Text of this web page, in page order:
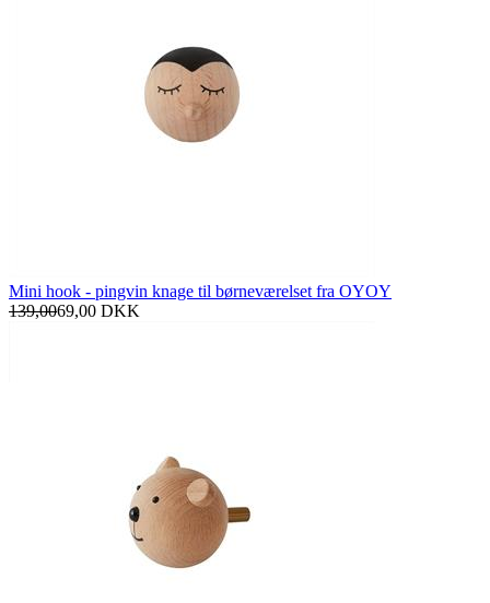
Mini hook - pingvin knage til børneværelset fra OYOY
139,0069,00 DKK